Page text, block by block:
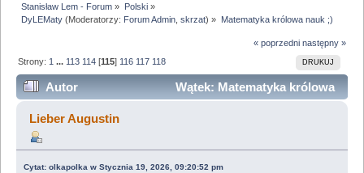
Stanisław Lem - Forum » Polski»
DyLEMaty (Moderatorzy: Forum Admin ,skrzat) » Matematyka królowa nauk ;)
« poprzedni następny »
DRUKUJ
Strony: 1 ... 113 114 [115] 116 117 118
Autor
Wątek: Matematyka królowa
nauk ;) (Przeczytany 1975317 razy)
Lieber Augustin
Cytat: olkapolka w Stycznia 19, 2026, 09:20:52 pm